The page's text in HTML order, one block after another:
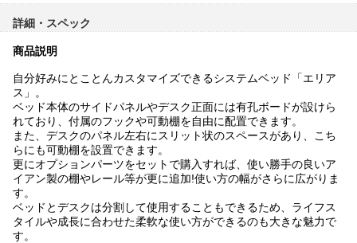
詳細・スペック
商品説明
自分好みにとことんカスタマイズできるシステムベッド「エリア
ス」。
ベッド本体のサイドパネルやデスク正面には有孔ボードが設けら
れており、付属のフックや可動棚を自由に配置できます。
また、デスクのパネル左右にスリット状のスペースがあり、こち
らにも可動棚を設置できます。
更にオプションパーツをセットで購入すれば、使い勝手の良いア
イアン製の棚やレール等が更に追加!使い方の幅がさらに広がりま
す。
ベッドとデスクは分割して使用することもできるため、ライフス
タイルや成長に合わせた柔軟な使い方ができるのも大きな魅力で
す。